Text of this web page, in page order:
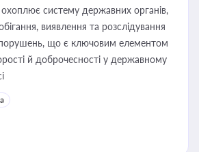
систему державних органів,
виявлення та розслідування
що є ключовим елементом
й доброчесності у державному